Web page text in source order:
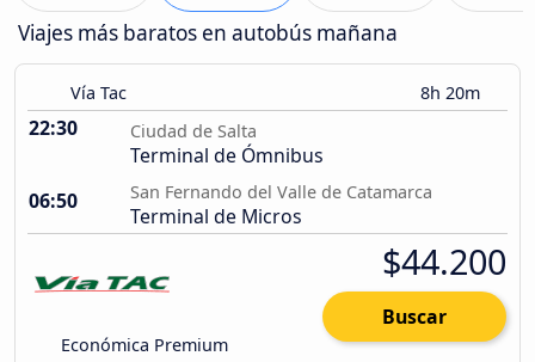
Viajes más baratos en autobús mañana
Vía Tac 8h 20m
22:30 Ciudad de Salta
Terminal de Ómnibus
06:50
San Fernando del Valle de Catamarca
Terminal de Micros
Económica Premium
$44.200
Buscar